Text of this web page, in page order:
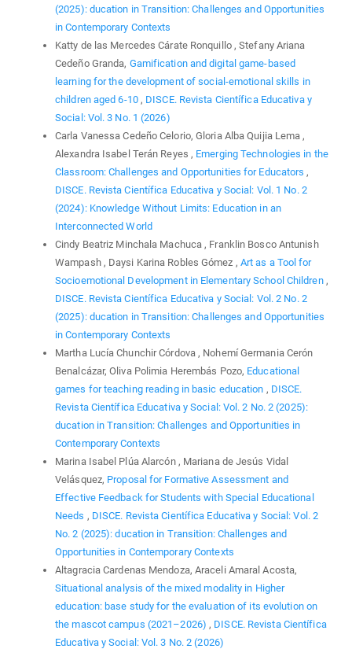
(2025): ducation in Transition: Challenges and Opportunities
in Contemporary Contexts
Katty de las Mercedes Cárate Ronquillo , Stefany Ariana
Cedeño Granda, Gamification and digital game-based
learning for the development of social-emotional skills in
children aged 6-10 , DISCE. Revista Científica Educativa y
Social: Vol. 3 No. 1 (2026)
Carla Vanessa Cedeño Celorio, Gloria Alba Quijia Lema ,
Alexandra Isabel Terán Reyes , Emerging Technologies in the
Classroom: Challenges and Opportunities for Educators ,
DISCE. Revista Científica Educativa y Social: Vol. 1 No. 2
(2024): Knowledge Without Limits: Education in an
Interconnected World
Cindy Beatriz Minchala Machuca , Franklin Bosco Antunish
Wampash , Daysi Karina Robles Gómez , Art as a Tool for
Socioemotional Development in Elementary School Children ,
DISCE. Revista Científica Educativa y Social: Vol. 2 No. 2
(2025): ducation in Transition: Challenges and Opportunities
in Contemporary Contexts
Martha Lucía Chunchir Córdova , Nohemí Germania Cerón
Benalcázar, Oliva Polimia Herembás Pozo, Educational
games for teaching reading in basic education , DISCE.
Revista Científica Educativa y Social: Vol. 2 No. 2 (2025):
ducation in Transition: Challenges and Opportunities in
Contemporary Contexts
Marina Isabel Plúa Alarcón , Mariana de Jesús Vidal
Velásquez, Proposal for Formative Assessment and
Effective Feedback for Students with Special Educational
Needs , DISCE. Revista Científica Educativa y Social: Vol. 2
No. 2 (2025): ducation in Transition: Challenges and
Opportunities in Contemporary Contexts
Altagracia Cardenas Mendoza, Araceli Amaral Acosta,
Situational analysis of the mixed modality in Higher
education: base study for the evaluation of its evolution on
the mascot campus (2021–2026) , DISCE. Revista Científica
Educativa y Social: Vol. 3 No. 2 (2026)